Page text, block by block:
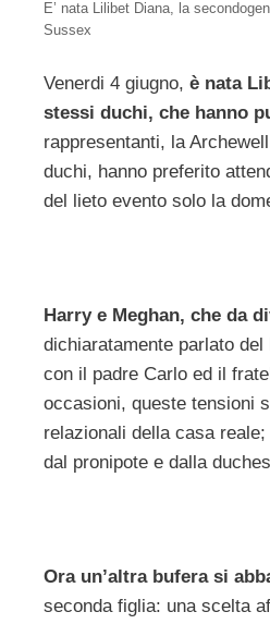
E’ nata Lilibet Diana, la
Sussex
Venerdi 4 giugno, è nata
stessi duchi, che hanno
rappresentanti, la
duchi, hanno preferito
del lieto evento solo la
Harry e Meghan, che da
dichiaratamente parlato
con il padre Carlo ed il
occasioni, queste tensioni
relazionali della casa
dal pronipote e dalla
Ora un’altra bufera si
seconda figlia: una scelta